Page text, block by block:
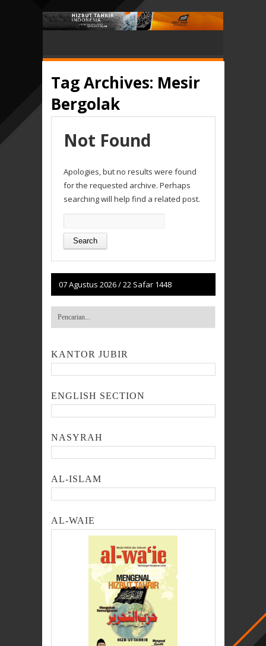
Tag Archives: Mesir
Bergolak
Not Found
Apologies, but no results were found
for the requested archive. Perhaps
searching will help find a related post.
for:
07 Agustus 2026/22 Safar 1448
KANTOR JUBIR
ENGLISH SECTION
NASYRAH
AL-ISLAM
AL-WAIE